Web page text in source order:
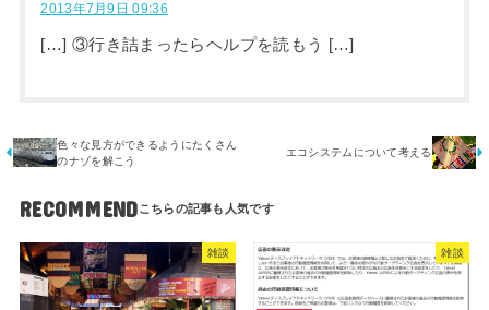
2013年7月9日 09:36
[…] ③行き詰まったらヘルプを読もう […]
色々な見方ができるようにたくさん
のナゾを解こう
エコシステムについて考える
RECOMMEND
雑談 雑談